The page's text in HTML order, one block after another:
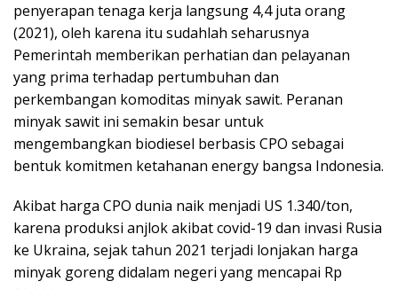
penyerapan tenaga kerja langsung 4,4 juta orang
(2021), oleh karena itu sudahlah seharusnya
Pemerintah memberikan perhatian dan pelayanan
yang prima terhadap pertumbuhan dan
perkembangan komoditas minyak sawit. Peranan
minyak sawit ini semakin besar untuk
mengembangkan biodiesel berbasis CPO sebagai
bentuk komitmen ketahanan energy bangsa Indonesia.
Akibat harga CPO dunia naik menjadi US 1.340/ton,
karena produksi anjlok akibat covid-19 dan invasi Rusia
ke Ukraina, sejak tahun 2021 terjadi lonjakan harga
minyak goreng didalam negeri yang mencapai Rp